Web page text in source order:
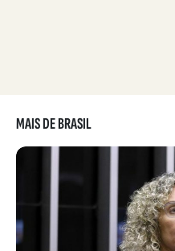
MAIS DE BRASIL